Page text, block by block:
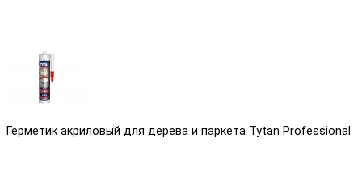
Герметик акриловый для дерева и паркета Tytan Professional